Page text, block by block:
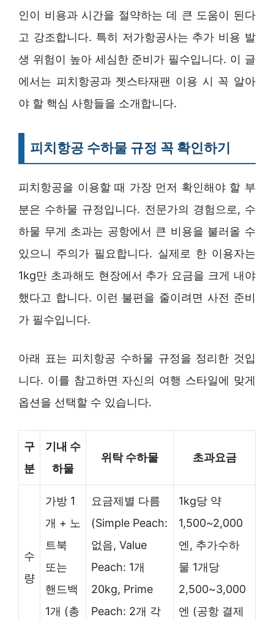
인이 비용과 시간을 절약하는 데 큰 도움이 된다
고 강조합니다. 특히 저가항공사는 추가 비용 발
생 위험이 높아 세심한 준비가 필수입니다. 이 글
에서는 피치항공과 젯스타재팬 이용 시 꼭 알아
야 할 핵심 사항들을 소개합니다.
피치항공 수하물 규정 꼭 확인하기
피치항공을 이용할 때 가장 먼저 확인해야 할 부
분은 수하물 규정입니다. 전문가의 경험으로, 수
하물 무게 초과는 공항에서 큰 비용을 불러올 수
있으니 주의가 필요합니다. 실제로 한 이용자는
1kg만 초과해도 현장에서 추가 요금을 크게 내야
했다고 합니다. 이런 불편을 줄이려면 사전 준비
가 필수입니다.
아래 표는 피치항공 수하물 규정을 정리한 것입
니다. 이를 참고하면 자신의 여행 스타일에 맞게
옵션을 선택할 수 있습니다.
구
분
기내 수
하물
위탁 수하물 초과요금
수
량
가방 1
개 + 노
트북
또는
핸드백
1개 (총
요금제별 다름
(Simple Peach:
없음, Value
Peach: 1개
20kg, Prime
Peach: 2개 각
1kg당 약
1,500~2,000
엔, 추가수하
물 1개당
2,500~3,000
엔 (공항 결제